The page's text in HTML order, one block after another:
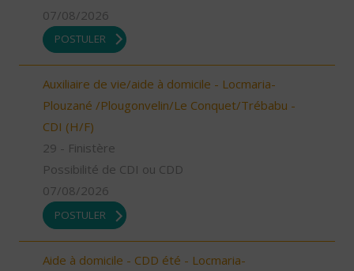
07/08/2026
POSTULER
Auxiliaire de vie/aide à domicile - Locmaria-
Plouzané /Plougonvelin/Le Conquet/Trébabu -
CDI (H/F)
29 - Finistère
Possibilité de CDI ou CDD
07/08/2026
POSTULER
Aide à domicile - CDD été - Locmaria-